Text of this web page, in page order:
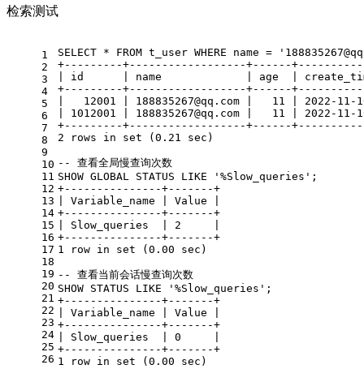
检索测试
1
2
3
4
5
6
7
8
9
10
11
12
13
14
15
16
17
18
19
20
21
22
23
24
25
26
SELECT * FROM t_user WHERE name =
+---------+------------------+------
id name age
+---------+------------------+------
12001 188835267@qq .com 11 2022 -11 -
1012001 188835267@qq .com 11 2022 -11 -
+---------+------------------+------
2
rows in set ( 0.21 sec)
-- 查看全局慢查询次数
SHOW GLOBAL STATUS LIKE '%Slow_queries' ;
+---------------+-------+
Variable_name Value
+---------------+-------+
Slow_queries 2
+---------------+-------+
1
row in set ( 0.00 sec)
-- 查看当前会话慢查询次数
SHOW STATUS LIKE '%Slow_queries' ;
+---------------+-------+
Variable_name Value
+---------------+-------+
Slow_queries 0
+---------------+-------+
1
row in set ( 0.00 sec)